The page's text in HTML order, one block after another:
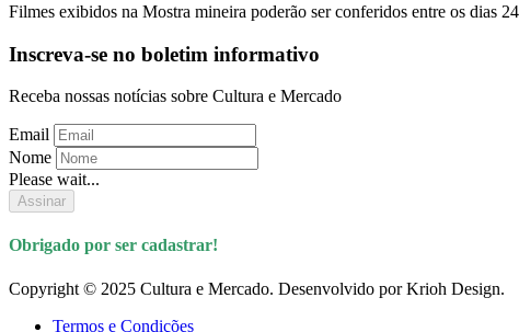
Filmes exibidos na Mostra mineira poderão ser conferidos entre os dias
Inscreva-se no boletim informativo
Receba nossas notícias sobre Cultura e Mercado
Email
Nome
Please wait...
Assinar
Obrigado por ser cadastrar!
Copyright © 2025 Cultura e Mercado. Desenvolvido por Krioh Design.
Termos e Condições